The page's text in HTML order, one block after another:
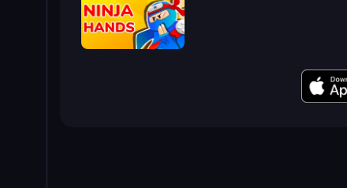
Ninja Hands